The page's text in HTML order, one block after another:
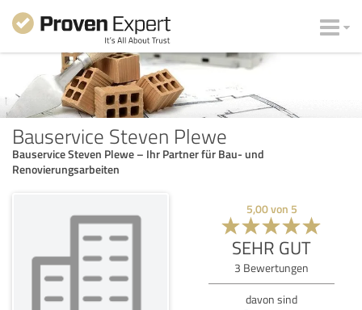
Bauservice Steven Plewe
Bauservice Steven Plewe – Ihr Partner für Bau- und
Renovierungsarbeiten
5,00von 5
SEHR GUT
3 Bewertungen
davon sind